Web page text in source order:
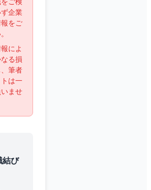
ご検
企業
をご
によ
る損
筆者
は一
ませ
結び